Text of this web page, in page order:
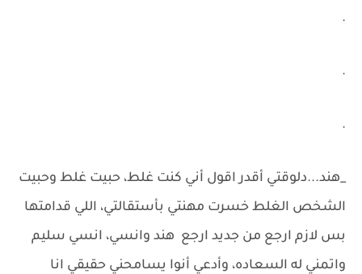
.
.
.
_هند...دلوقتي أقدر اقول أني كنت غلط، حبيت غلط وحبيت
الشخص الغلط خسرت مهنتي بأستقالتي، اللي قدامتها
بس لازم ارجع من جديد ارجع هند وانسي، انسي سليم
واتمني له السعاده، وأدعي أنوا يسامحني حقيقي انا